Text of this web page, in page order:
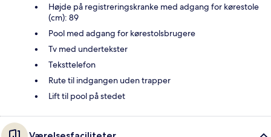
Højde på registreringskranke med adgang for kørestole
(cm): 89
Pool med adgang for kørestolsbrugere
Tv med undertekster
Teksttelefon
Rute til indgangen uden trapper
Lift til pool på stedet